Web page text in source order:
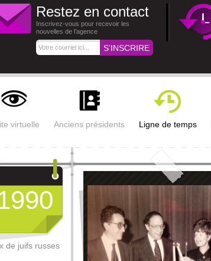
Restez en contact
Inscrivez-vous pour recevoir les
nouvelles de l’agence
virtuelle Anciens présidents Ligne de temps
de juifs russes